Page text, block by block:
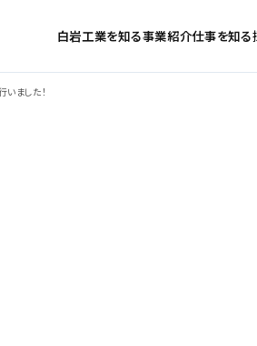
白岩工業を知る事業紹介仕事を知る
ました！